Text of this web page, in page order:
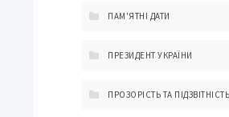
ПАМ'ЯТНІ ДАТИ
ПРЕЗИДЕНТ УКРАЇНИ
ПРОЗОРІСТЬ ТА ПІДЗВІТНІСТЬ